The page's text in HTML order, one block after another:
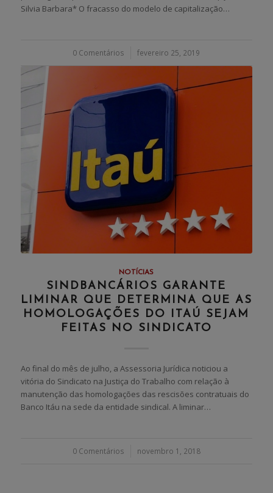
Silvia Barbara* O fracasso do modelo de capitalização…
0 Comentários
/ fevereiro 25, 2019
NOTÍCIAS
SINDBANCÁRIOS GARANTE
LIMINAR QUE DETERMINA QUE AS
HOMOLOGAÇÕES DO ITAÚ SEJAM
FEITAS NO SINDICATO
Ao final do mês de julho, a Assessoria Jurídica noticiou a
vitória do Sindicato na Justiça do Trabalho com relação à
manutenção das homologações das rescisões contratuais do
Banco Itáu na sede da entidade sindical. A liminar…
0 Comentários
/ novembro 1, 2018